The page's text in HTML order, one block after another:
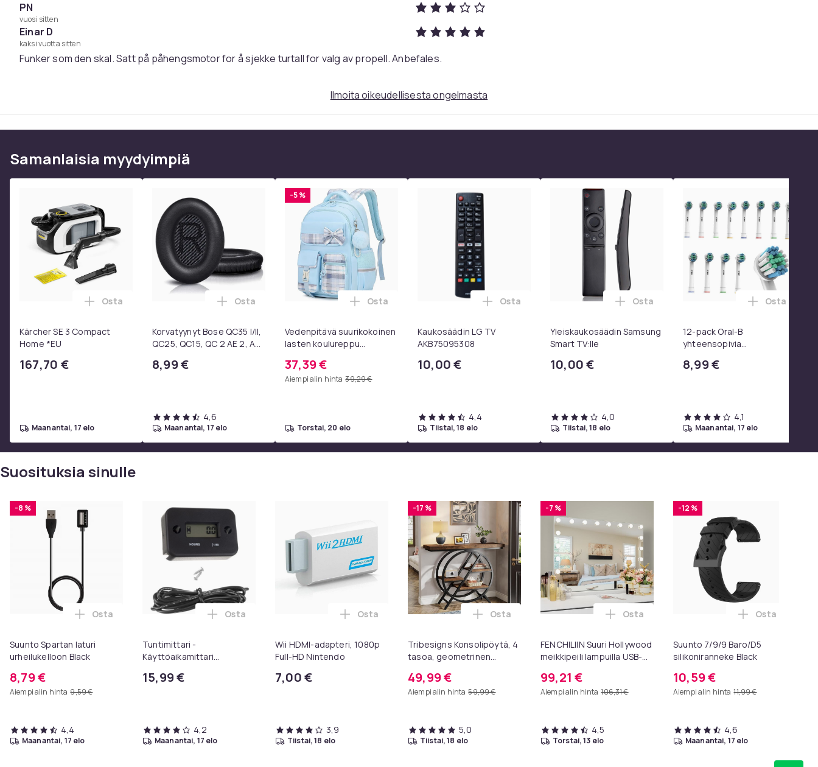
Max. käyttölämpötila: 85°C
Mukana: Kierroslukumittari, englanninkielinen käyttöohje
Paino, gramma
PN
vuosi sitten
Einar D
kaksi vuotta sitten
Funker som den skal. Satt på påhengsmotor for å sjekke turtall for valg av propell. Anbefales.
Ilmoita oikeudellisesta ongelmasta
Samanlaisia ​​myydyimpiä
Kärcher SE 3 Compact
Home *EU
167,70 €
Lisää Kärcher SE 3 Compact Home *EU ostoskoriin
Osta
maanantai, 17 elo
Korvatyynyt Bose QC35 I/II,
QC25, QC15, QC 2 AE 2, AE
SoundLink Black
8,99 €
Lisää Korvatyynyt Bose QC35 I/II, QC25, QC15, QC 2 AE 2, AE 2i, AE 2w, SoundTrue, SoundLink Black ostoskoriin
Osta
4,6
maanantai, 17 elo
-5 %
Vedenpitävä suurikokoinen
lasten koulureppu
kannettavan tietokoneen
osastolla, sininen
37,39 €
Aiempi alin hinta 39,29 €
Lisää Vedenpitävä suurikokoinen lasten koulureppu vetokahvalla ja kannettavan tietokoneen
Osta
torstai, 20 elo
Kaukosäädin LG TV
AKB75095308
10,00 €
Lisää Kaukosäädin LG TV AKB75095308 ostoskoriin
Osta
4,4
tiistai, 18 elo
Yleiskaukosäädin Samsung
Smart TV:lle
10,00 €
Lisää Yleiskaukosäädin Samsung Smart
Osta
4,0
tiistai, 18 elo
12-pack Oral-B
yhteensopivia
8,99 €
Lisää 12-
Osta
4,1
maanantai, 17 elo
Suosituksia sinulle
-8 %
Suunto Spartan laturi
urheilukelloon Black
8,79 €
Aiempi alin hinta 9,59 €
Lisää Suunto Spartan laturi urheilukelloon Black ostoskoriin
Osta
4,4
maanantai, 17 elo
Tuntimittari -
Käyttöaikamittari
15,99 €
Lisää Tuntimittari - Käyttöaikamittari automoottoreille ostoskoriin
Osta
4,2
maanantai, 17 elo
Wii HDMI-adapteri, 1080p
Full-HD Nintendo
7,00 €
Lisää Wii HDMI-adapteri, 1080p Full-HD Nintendo ostoskoriin
Osta
3,9
tiistai, 18 elo
-17 %
Tribesigns Konsolipöytä, 4
tasoa, geometrinen
cm, eteispöytä, sivupöytä,
sohvapöytä
49,99 €
Aiempi alin hinta 59,99 €
Lisää Tribesigns Konsolipöytä, 4 tasoa, geometrinen metallirunko, 100 x
Osta
5,0
tiistai, 18 elo
-7 %
FENCHILIIN Suuri Hollywood
meikkipeili lampuilla USB-
valkoinen 80 x 58 cm
99,21 €
Aiempi alin hinta 106,31 €
Lisää FENCHILIIN Suuri Hollywood
Osta
4,5
torstai, 13 elo
-12 %
Suunto 7/9/9 Baro/D5
silikoniranneke Black
10,59 €
Aiempi alin hinta 11,99 €
Lisää Suunto
Osta
4,6
maanantai, 17 elo